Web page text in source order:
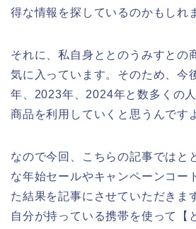
得な情報を探しているのかもしれ
それに、私自身ととのうみすとの
気に入っています。そのため、今
年、2023年、2024年と数多くの
商品を利用していくと思うんです
なので今回、こちらの記事ではと
な年始セールやキャンペーンコー
た結果を記事にさせていただきま
自分が持っている携帯を使って【